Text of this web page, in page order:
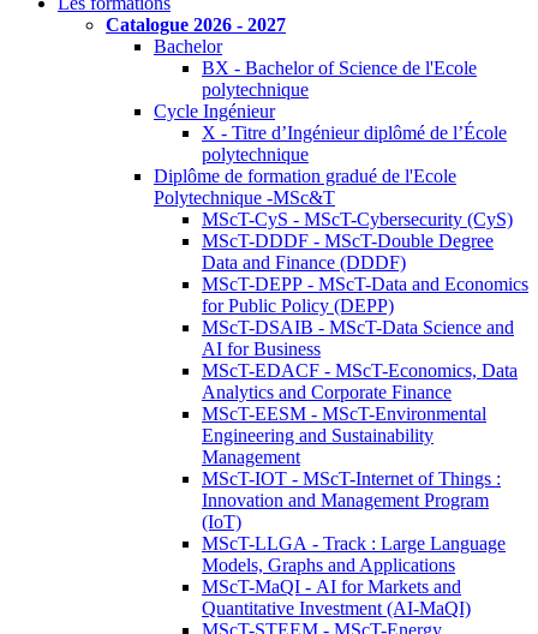
Catalogue 2026 - 2027
Bachelor
BX - Bachelor of Science de l'Ecole
polytechnique
Cycle Ingénieur
X - Titre d’Ingénieur diplômé de l’École
polytechnique
Diplôme de formation gradué de l'Ecole
Polytechnique -MSc&T
MScT-CyS - MScT-Cybersecurity (CyS)
MScT-DDDF - MScT-Double Degree
Data and Finance (DDDF)
MScT-DEPP - MScT-Data and Economics
for Public Policy (DEPP)
MScT-DSAIB - MScT-Data Science and
AI for Business
MScT-EDACF - MScT-Economics, Data
Analytics and Corporate Finance
MScT-EESM - MScT-Environmental
Engineering and Sustainability
Management
MScT-IOT - MScT-Internet of Things :
Innovation and Management Program
(IoT)
MScT-LLGA - Track : Large Language
Models, Graphs and Applications
MScT-MaQI - AI for Markets and
Quantitative Investment (AI-MaQI)
MScT-STEEM - MScT-Energy